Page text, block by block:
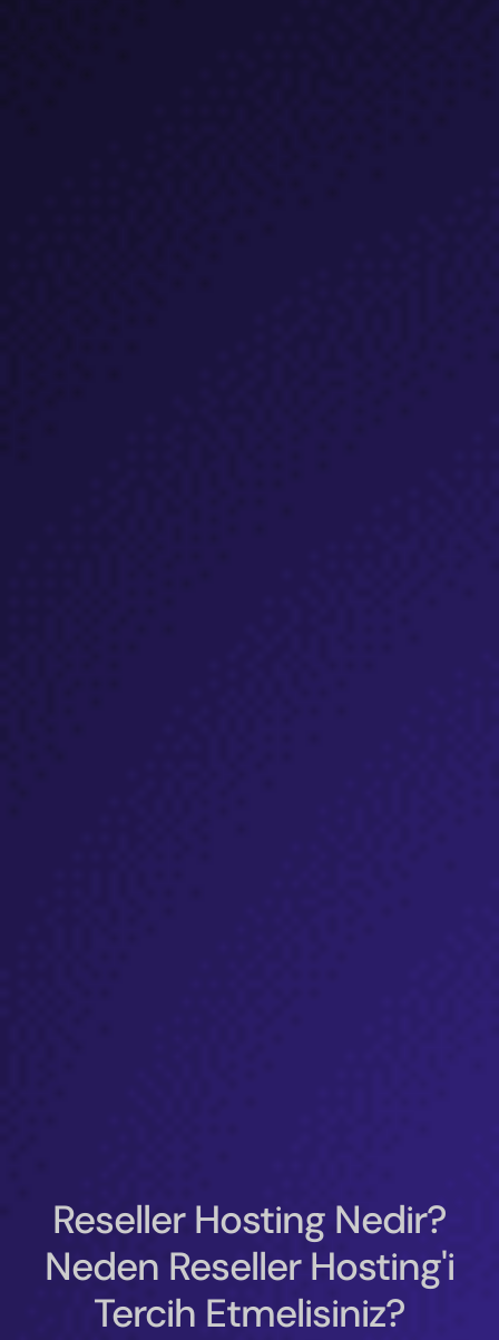
Reseller Hosting Nedir?
Neden Reseller Hosting'i
Tercih Etmelisiniz?